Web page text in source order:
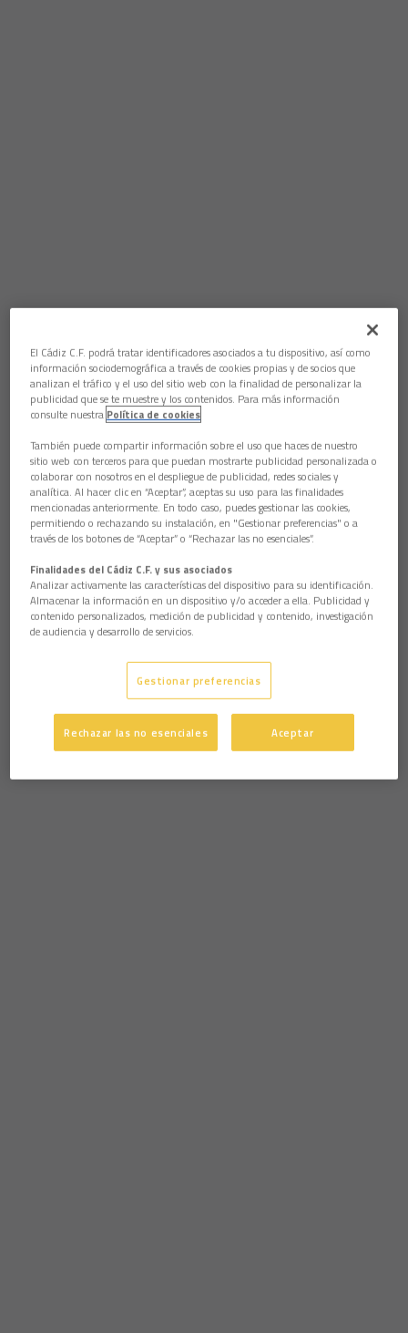
El Cádiz C.F. podrá tratar identificadores asociados a tu dispositivo, así como
información sociodemográfica a través de cookies propias y de socios que
analizan el tráfico y el uso del sitio web con la finalidad de personalizar la
publicidad que se te muestre y los contenidos. Para más información
consulte nuestra Política de cookies
También puede compartir información sobre el uso que haces de nuestro
sitio web con terceros para que puedan mostrarte publicidad personalizada o
colaborar con nosotros en el despliegue de publicidad, redes sociales y
analítica. Al hacer clic en “Aceptar”, aceptas su uso para las finalidades
mencionadas anteriormente. En todo caso, puedes gestionar las cookies,
permitiendo o rechazando su instalación, en "Gestionar preferencias" o a
través de los botones de “Aceptar” o “Rechazar las no esenciales”.
Finalidades del Cádiz C.F. y sus asociados
Analizar activamente las características del dispositivo para su identificación.
Almacenar la información en un dispositivo y/o acceder a ella. Publicidad y
contenido personalizados, medición de publicidad y contenido, investigación
de audiencia y desarrollo de servicios.
Gestionar preferencias
Rechazar las no esenciales Aceptar